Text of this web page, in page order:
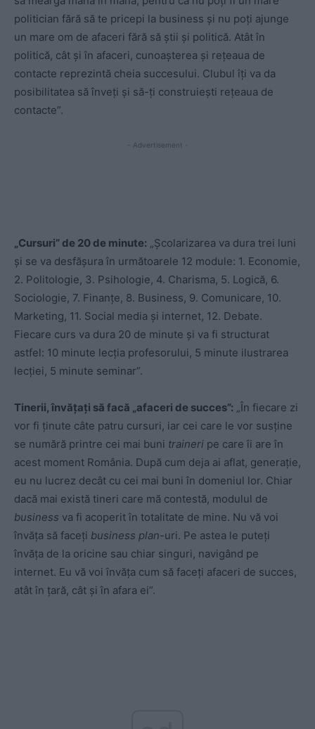
politician fără să te pricepi la business și nu poți ajunge
un mare om de afaceri fără să știi și politică. Atât în
politică, cât și în afaceri, cunoașterea și rețeaua de
contacte reprezintă cheia succesului. Clubul îți va da
posibilitatea să înveți și să-ți construiești rețeaua de
contacte”.
- Advertisement -
„Cursuri” de 20 de minute: „Școlarizarea va dura trei luni
și se va desfășura în următoarele 12 module: 1. Economie,
2. Politologie, 3. Psihologie, 4. Charisma, 5. Logică, 6.
Sociologie, 7. Finanțe, 8. Business, 9. Comunicare, 10.
Marketing, 11. Social media și internet, 12. Debate.
Fiecare curs va dura 20 de minute și va fi structurat
astfel: 10 minute lecția profesorului, 5 minute ilustrarea
lecției, 5 minute seminar”.
Tinerii, învățați să facă „afaceri de succes”: „În fiecare zi
vor fi ținute câte patru cursuri, iar cei care le vor susține
se numără printre cei mai buni traineri pe care îi are în
acest moment România. După cum deja ai aflat, generație,
eu nu lucrez decât cu cei mai buni în domeniul lor. Chiar
dacă mai există tineri care mă contestă, modulul de
business va fi acoperit în totalitate de mine. Nu vă voi
învăța să faceți business plan-uri. Pe astea le puteți
învăța de la oricine sau chiar singuri, navigând pe
internet. Eu vă voi învăța cum să faceți afaceri de succes,
atât în țară, cât și în afara ei”.